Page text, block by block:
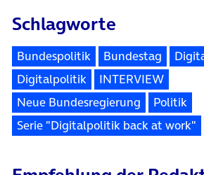
Schlagworte
Bundespolitik Bundestag
Digitalpolitik
INTERVIEW
Neue Bundesregierung
Politik
Serie "Digitalpolitik back at work"